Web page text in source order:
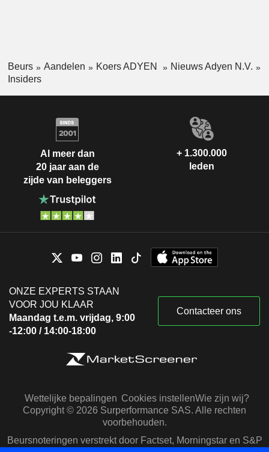
Beurs Aandelen Koers ADYEN
Nieuws Adyen N.V.
Insiders
Al meer dan
20 jaar aan de
zijde van beleggers
+ 1.300.000
leden
ONZE EXPERTS STAAN
VOOR JOU KLAAR
Maandag t.e.m. vrijdag, 9:00
-12:00 / 14:00-18:00
Contacteer ons
Wettelijke bepalingen Cookies instellenWie zijn wij?
Copyright © 2026 Surperformance SAS. Alle rechten
voorbehouden.
Beursnoteringen verstrekt door Factset, Morningstar en S&P